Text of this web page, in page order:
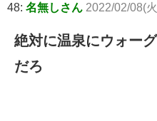
48: 名無しさん 2022/02/08(
絶対に温泉にウォー
だろ